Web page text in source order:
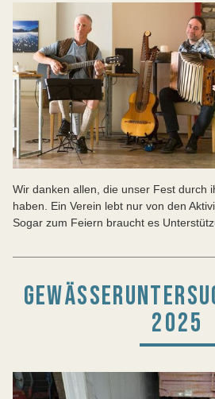
Wir danken allen, die unser Fest durch
haben. Ein Verein lebt nur von den
Sogar zum Feiern braucht es
2025